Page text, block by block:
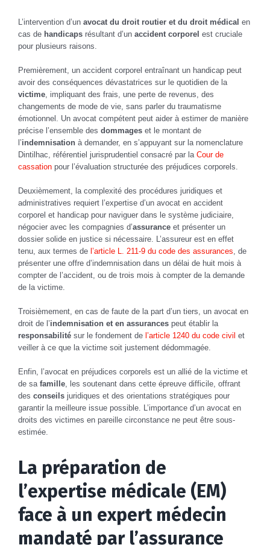
L’intervention d’un avocat du droit routier et du droit médical en
cas de handicaps résultant d’un accident corporel est cruciale
pour plusieurs raisons.
Premièrement, un accident corporel entraînant un handicap peut
avoir des conséquences dévastatrices sur le quotidien de la
victime , impliquant des frais, une perte de revenus, des
changements de mode de vie, sans parler du traumatisme
émotionnel. Un avocat compétent peut aider à estimer de manière
précise l’ensemble des dommages et le montant de
l’indemnisation à demander, en s’appuyant sur la nomenclature
Dintilhac, référentiel jurisprudentiel consacré par la Cour de
cassation pour l’évaluation structurée des préjudices corporels.
Deuxièmement, la complexité des procédures juridiques et
administratives requiert l’expertise d’un avocat en accident
corporel et handicap pour naviguer dans le système judiciaire,
négocier avec les compagnies d’assurance et présenter un
dossier solide en justice si nécessaire. L’assureur est en effet
tenu, aux termes de l’article L. 211-9 du code des assurances , de
présenter une offre d’indemnisation dans un délai de huit mois à
compter de l’accident, ou de trois mois à compter de la demande
de la victime.
Troisièmement, en cas de faute de la part d’un tiers, un avocat en
droit de l’indemnisation et en assurances peut établir la
responsabilité sur le fondement de l’article 1240 du code civil et
veiller à ce que la victime soit justement dédommagée.
Enfin, l’avocat en préjudices corporels est un allié de la victime et
de sa famille , les soutenant dans cette épreuve difficile, offrant
des conseils juridiques et des orientations stratégiques pour
garantir la meilleure issue possible. L’importance d’un avocat en
droits des victimes en pareille circonstance ne peut être sous-
estimée.
La préparation de
l’expertise médicale (EM)
face à un expert médecin
mandaté par l’assurance